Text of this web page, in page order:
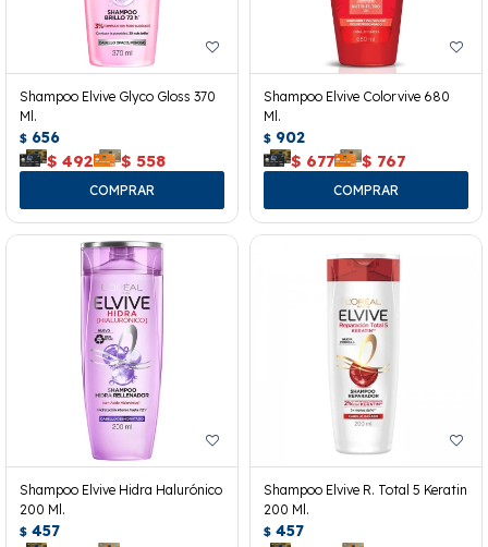
Shampoo Elvive Glyco Gloss 370
Ml.
$ 656
$ 492 $ 558
Shampoo Elvive Colorvive 680
Ml.
$ 902
$ 677 $ 767
Shampoo Elvive Hidra Halurónico
200 Ml.
$ 457
Shampoo Elvive R. Total 5 Keratin
200 Ml.
$ 457